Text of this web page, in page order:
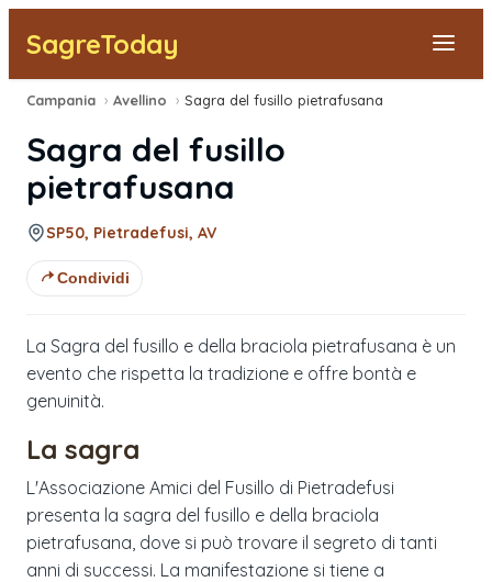
SagreToday
Segnala una sagra
Tutte le Sagre
Vicino a Me
Campania › Avellino › Sagra del fusillo pietrafusana
Sagra del fusillo
pietrafusana
SP50, Pietradefusi, AV
Condividi
La Sagra del fusillo e della braciola pietrafusana è un
evento che rispetta la tradizione e offre bontà e
genuinità.
La sagra
L'Associazione Amici del Fusillo di Pietradefusi
presenta la sagra del fusillo e della braciola
pietrafusana, dove si può trovare il segreto di tanti
anni di successi. La manifestazione si tiene a